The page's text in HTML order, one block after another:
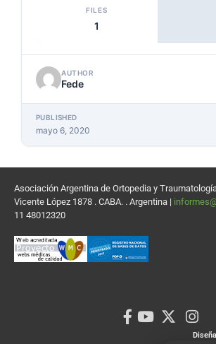
FILES
1
AUTHOR
Fede
PUBLISHED
mayo 6, 2020
Asociación Argentina de Ortopedia y
Vicente López 1878 . CABA. . Argentina |
11 48012320